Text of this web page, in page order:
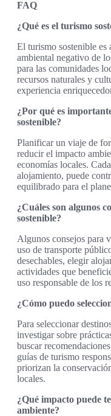
FAQ
¿Qué es el turismo
El turismo sostenible
ambiental negativo de
para las comunidades
recursos naturales y
experiencia
¿Por qué es
sostenible?
Planificar un viaje de
reducir el impacto
economías locales.
alojamiento, puede
equilibrado para el
¿Cuáles son algunos
sostenible?
Algunos consejos para
uso de transporte
desechables, elegir
actividades que
uso responsable de los
¿Cómo puedo
Para seleccionar
investigar sobre
buscar
guías de turismo
priorizan la
locales.
¿Qué impacto puede
ambiente?